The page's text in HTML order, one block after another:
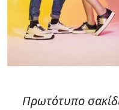
Πρωτότυπο